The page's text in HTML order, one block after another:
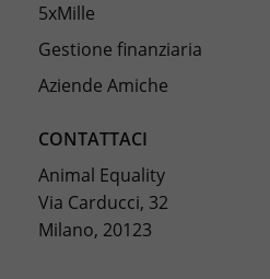
5xMille
Gestione finanziaria
Aziende Amiche
CONTATTACI
Animal Equality
Via Carducci, 32
Milano, 20123